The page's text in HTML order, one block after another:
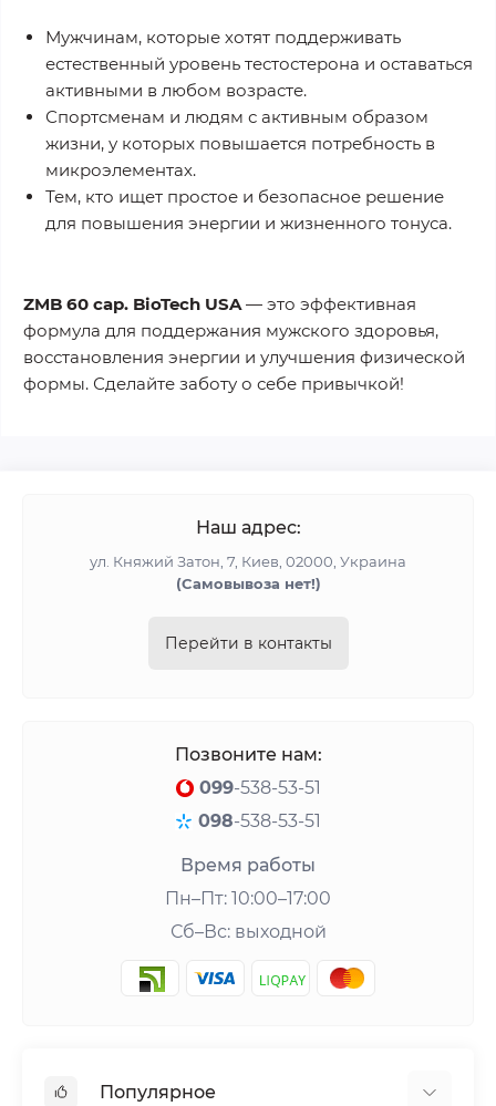
Мужчинам, которые хотят поддерживать
естественный уровень тестостерона и оставаться
активными в любом возрасте.
Спортсменам и людям с активным образом
жизни, у которых повышается потребность в
микроэлементах.
Тем, кто ищет простое и безопасное решение
для повышения энергии и жизненного тонуса.
ZMB 60 cap. BioTech USA— это эффективная
формула для поддержания мужского здоровья,
восстановления энергии и улучшения физической
формы. Сделайте заботу о себе привычкой!
Наш адрес:
ул. Княжий Затон, 7, Киев, 02000, Украина
(Cамовывоза нет!)
Перейти в контакты
Позвоните нам:
099-538-53-51
098-538-53-51
Время работы
Пн–Пт: 10:00–17:00
Сб–Вс: выходной
Популярное